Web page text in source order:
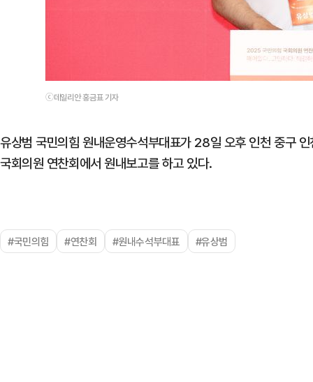
ⓒ데일리안 홍금표 기자
유상범 국민의힘 원내운영수석부대표가 28일 오후 인천 중구
국회의원 연찬회에서 원내보고를 하고 있다.
#국민의힘 #연찬회 #원내수석부대표 #유상범